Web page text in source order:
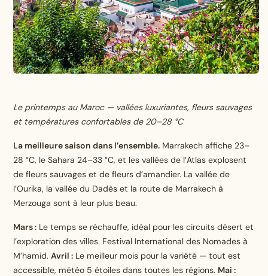
Le printemps au Maroc — vallées luxuriantes, fleurs sauvages
et températures confortables de 20–28 °C
La meilleure saison dans l’ensemble. Marrakech affiche 23–
28 °C, le Sahara 24–33 °C, et les vallées de l’Atlas explosent
de fleurs sauvages et de fleurs d’amandier. La vallée de
l’Ourika, la vallée du Dadès et la route de Marrakech à
Merzouga sont à leur plus beau.
Mars : Le temps se réchauffe, idéal pour les circuits désert et
l’exploration des villes. Festival International des Nomades à
M’hamid.Avril : Le meilleur mois pour la variété — tout est
accessible, météo 5 étoiles dans toutes les régions. Mai :